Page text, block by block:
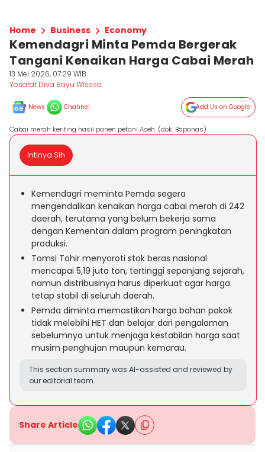
Home Business Economy
Kemendagri Minta Pemda Bergerak
Tangani Kenaikan Harga Cabai Merah
13 Mei 2026, 07:29 WIB
Yosafat Diva Bayu Wisesa
News Channel Add Us on Google
Cabai merah keriting hasil panen petani Aceh. (dok. Bapanas)
Intinya Sih
Kemendagri meminta Pemda segera
mengendalikan kenaikan harga cabai merah di 242
daerah, terutama yang belum bekerja sama
dengan Kementan dalam program peningkatan
produksi.
Tomsi Tohir menyoroti stok beras nasional
mencapai 5,19 juta ton, tertinggi sepanjang sejarah,
namun distribusinya harus diperkuat agar harga
tetap stabil di seluruh daerah.
Pemda diminta memastikan harga bahan pokok
tidak melebihi HET dan belajar dari pengalaman
sebelumnya untuk menjaga kestabilan harga saat
musim penghujan maupun kemarau.
This section summary was AI-assisted and reviewed by
our editorial team.
Share Article